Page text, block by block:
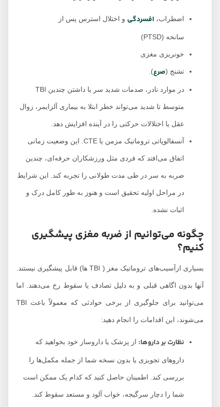
اضطراب،افسردگیو اختلال استرس پس از
سانحه (PTSD)
خونریزی مغزی
تشنج (صرع ).
در موارد نادر، صدمات شدید سر یا داشتن چندین TBI
متوسط ​​تا شدید می‌تواند خطر ابتلا به بیماری آلزایمر، زوال
عقل یا اختلالات حرکتی را در آینده افزایش دهد.
آنسفالوپاتی تروماتیک مزمن یا CTE. این وضعیت زمانی
اتفاق می‌افتد که فردی مثل ورزشکاران حرفه‌ای، چندین
ضربه به سر در طی مدت طولانی را تجربه کند. این شرایط
در مراحل اولیه تحقیق است و هنوز به طور کامل درک و
اثبات نشده.
چگونه می‌توانیم از ضربه مغزی پیشگیری
کنیم؟
بسیاری ازآسیب‌های تروماتیک مغز ( TBI ها) قابل پیشگیری نیستند.
آنها بدون اگاهی قبلی و به دلیل تصادف یا سقوط رخ می‌دهند. اما
می‌توانید برای جلوگیری از برخی حوادثی که معمولاً باعث TBI
می‌شوند، این اقدامات را انجام دهید:
نظارت بر داروها:از پزشک یا داروساز خود بخواهید که
داروهای تجویزی یا بدون نسخه شما از جمله مکمل‌ها را
بررسی کند. اطمینان حاصل کنید که کدام یک ممکن است
شما را دچار سرگیجه، خواب آلود و مستعد سقوط کند.